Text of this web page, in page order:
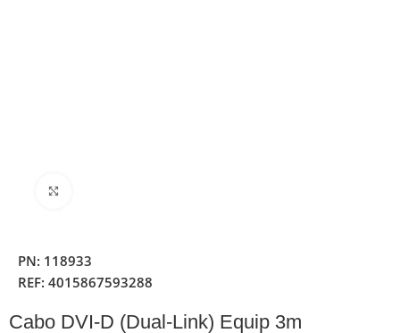
PN: 118933
REF:4015867593288
Cabo DVI-D (Dual-Link) Equip 3m